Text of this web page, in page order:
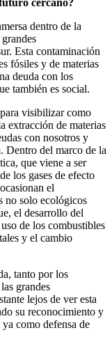
cercano?
dentro de la
Esta contaminación
fósiles y de materias
deuda con los
también es social.
visibilizar como
extracción de materias
con nosotros y
Dentro del marco de la
que viene a ser
los gases de efecto
el
no solo ecológicos
el desarrollo del
de los combustibles
y el cambio
tanto por los
grandes
lejos de ver esta
su reconocimiento y
como defensa de